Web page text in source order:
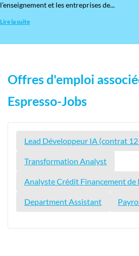
l’enseignement et les entreprises de...
Lire la suite
Offres d'emploi
Espresso-Jobs
Lead Développeur IA (contrat
Transformation Analyst
Analyste Crédit Financement de
Department Assistant